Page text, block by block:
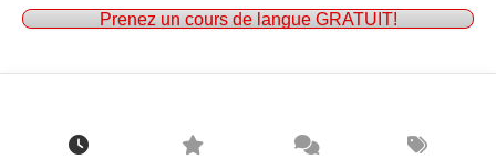
Prenez un cours de langue GRATUIT!